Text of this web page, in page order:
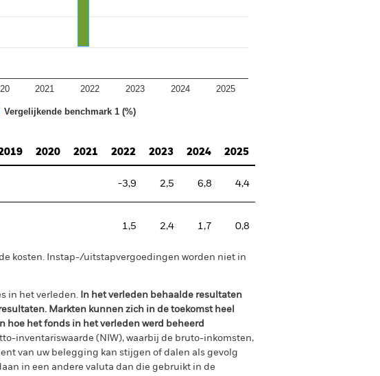
Vergelijkende benchmark 1 (%)
2021 2022 2023 2024 2025
2020 2021 2022 2023 2024 2025
-3,9 2,5 6,8 4,4
1,5 2,4 1,7 0,8
kosten. Instap-/uitstapvergoedingen worden niet in
in het verleden. In het verleden behaalde resultaten
Markten kunnen zich in de toekomst heel
hoe het fonds in het verleden werd beheerd
inventariswaarde (NIW), waarbij de bruto-inkomsten,
van uw belegging kan stijgen of dalen als gevolg
in een andere valuta dan die gebruikt in de